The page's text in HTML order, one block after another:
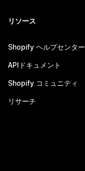
リソース
Shopify ヘルプセンター
APIドキュメント
Shopify コミュニティ
リサーチ